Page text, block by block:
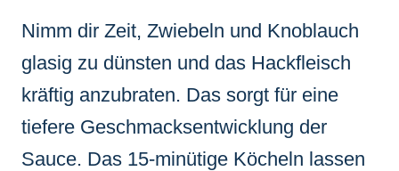
Nimm dir Zeit, Zwiebeln und Knoblauch
glasig zu dünsten und das Hackfleisch
kräftig anzubraten. Das sorgt für eine
tiefere Geschmacksentwicklung der
Sauce. Das 15-minütige Köcheln lassen